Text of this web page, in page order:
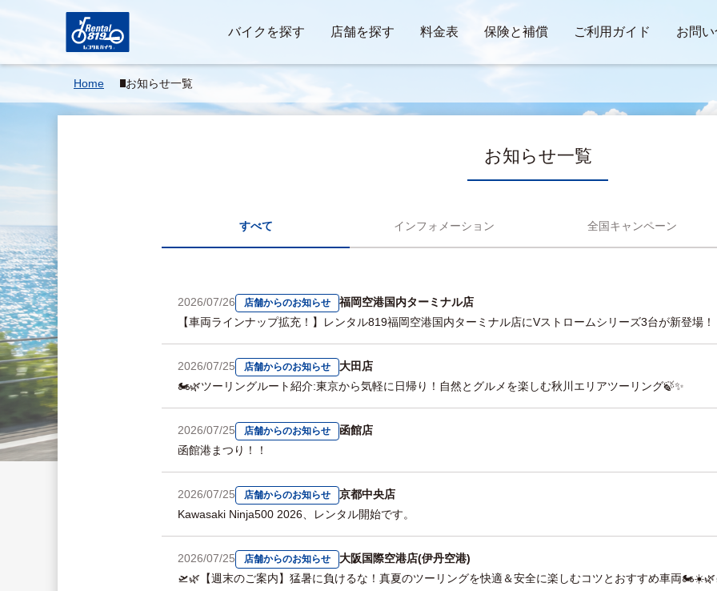
バイクを探す 店舗を探す 料金表 保険と補償 ご利用ガイド お問
Home お知らせ一覧
お知らせ一覧
すべて インフォメーション 全国キャンペーン
2026/07/26 店舗からのお知らせ
福岡空港国内ターミナル店
【車両ラインナップ拡充！】レンタル819福岡空港国内ターミナル店にVストロームシリーズ3台が新登場！
2026/07/25 店舗からのお知らせ
大田店
🏍️🌿ツーリングルート紹介:東京から気軽に日帰り！自然とグルメを楽しむ秋川エリアツーリング🍃✨
2026/07/25 店舗からのお知らせ
函館店
函館港まつり！！
2026/07/25 店舗からのお知らせ
京都中央店
Kawasaki Ninja500 2026、レンタル開始です。
2026/07/25 店舗からのお知らせ
大阪国際空港店(伊丹空港)
🛫🌿【週末のご案内】猛暑に負けるな！真夏のツーリングを快適＆安全に楽しむコツとおすすめ車両